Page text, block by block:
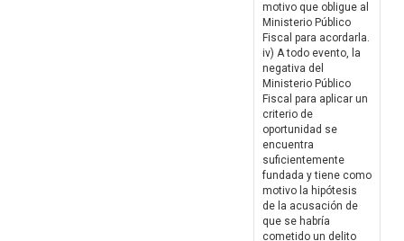
motivo que obligue al
Ministerio Público
Fiscal para acordarla.
iv) A todo evento, la
negativa del
Ministerio Público
Fiscal para aplicar un
criterio de
oportunidad se
encuentra
suficientemente
fundada y tiene como
motivo la hipótesis
de la acusación de
que se habría
cometido un delito